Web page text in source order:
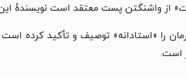
از واشنگتن پست معتقد است نویسندهٔ این
را «استادانه» توصیف و تأکید کرده
است.